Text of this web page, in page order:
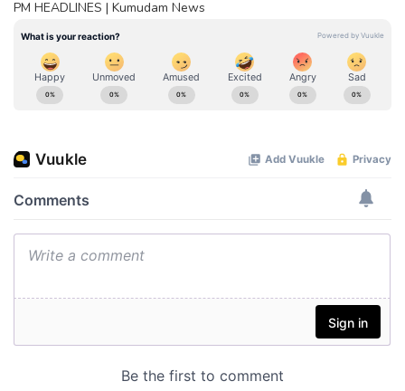
PM HEADLINES | Kumudam News